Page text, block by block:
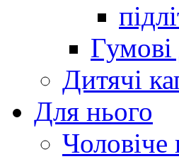
Дитячі
Для нього
Чоловіче